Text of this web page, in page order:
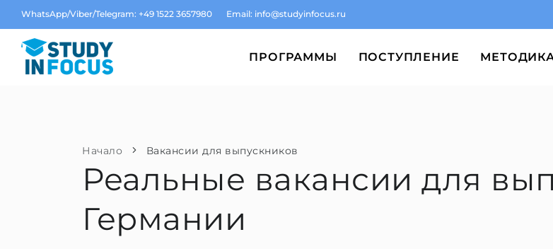
WhatsApp/Viber/Telegram: +49 1522 3657980 Email: info@studyinfocus.ru
ПРОГРАММЫ ПОСТУПЛЕНИЕ
Начало Вакансии для выпускников
Реальные вакансии для
Германии